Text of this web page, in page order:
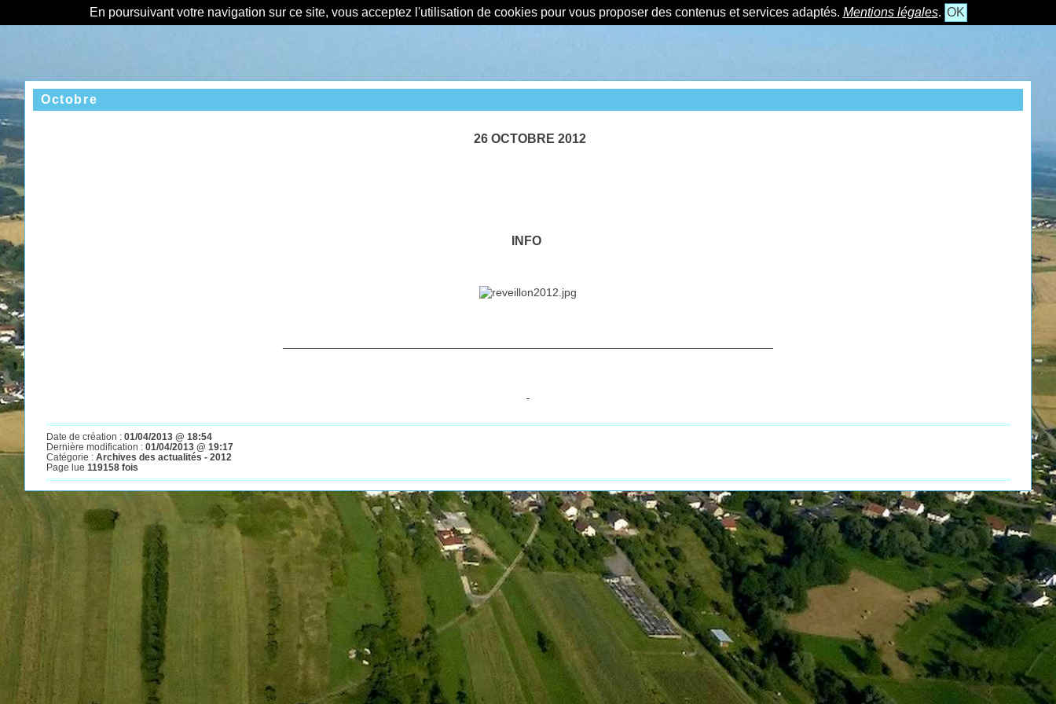
En poursuivant votre navigation sur ce site, vous acceptez l'utilisation de cookies pour vous proposer des contenus et services adaptés. Mentions légales. OK
Octobre
26 OCTOBRE 2012
INFO
Date de création : 01/04/2013 @ 18:54
Dernière modification : 01/04/2013 @ 19:17
Catégorie : Archives des actualités - 2012
Page lue 119158 fois